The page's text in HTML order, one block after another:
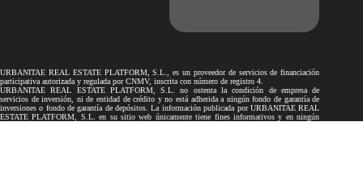
URBANITAE REAL ESTATE PLATFORM, S.L., es un proveedor de servicios de financiación
participativa autorizada y regulada por CNMV, inscrita con número de registro 4.
URBANITAE REAL ESTATE PLATFORM, S.L. no ostenta la condición de empresa de
servicios de inversión, ni de entidad de crédito y no está adherida a ningún fondo de garantía de
inversiones o fondo de garantía de depósitos. La información publicada por URBANITAE REAL
ESTATE PLATFORM, S.L. en su sitio web únicamente tiene fines informativos y en ningún